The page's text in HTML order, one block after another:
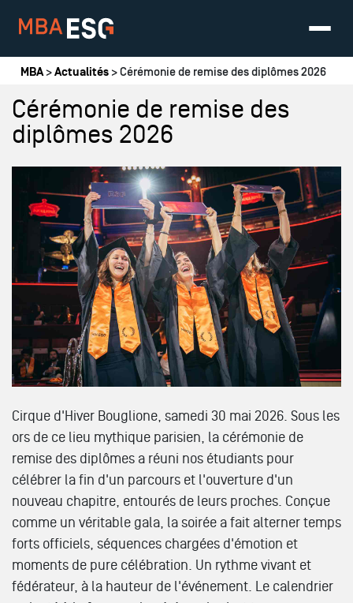
Vous êtes ici
MBA>Actualités > Cérémonie de remise des diplômes 2026
Cérémonie de remise des
diplômes 2026
Cirque d'Hiver Bouglione, samedi 30 mai 2026. Sous les
ors de ce lieu mythique parisien, la cérémonie de
remise des diplômes a réuni nos étudiants pour
célébrer la fin d'un parcours et l'ouverture d'un
nouveau chapitre, entourés de leurs proches. Conçue
comme un véritable gala, la soirée a fait alterner temps
forts officiels, séquences chargées d'émotion et
moments de pure célébration. Un rythme vivant et
fédérateur, à la hauteur de l'événement. Le calendrier